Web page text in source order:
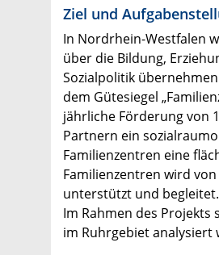
Ziel und
In Nordrhein-Westfalen
über die Bildung,
Sozialpolitik
dem Gütesiegel
jährliche Förderung von
Partnern ein
Familienzentren eine
Familienzentren wird
unterstützt und begleitet.
Im Rahmen des Projekts
im Ruhrgebiet analysiert